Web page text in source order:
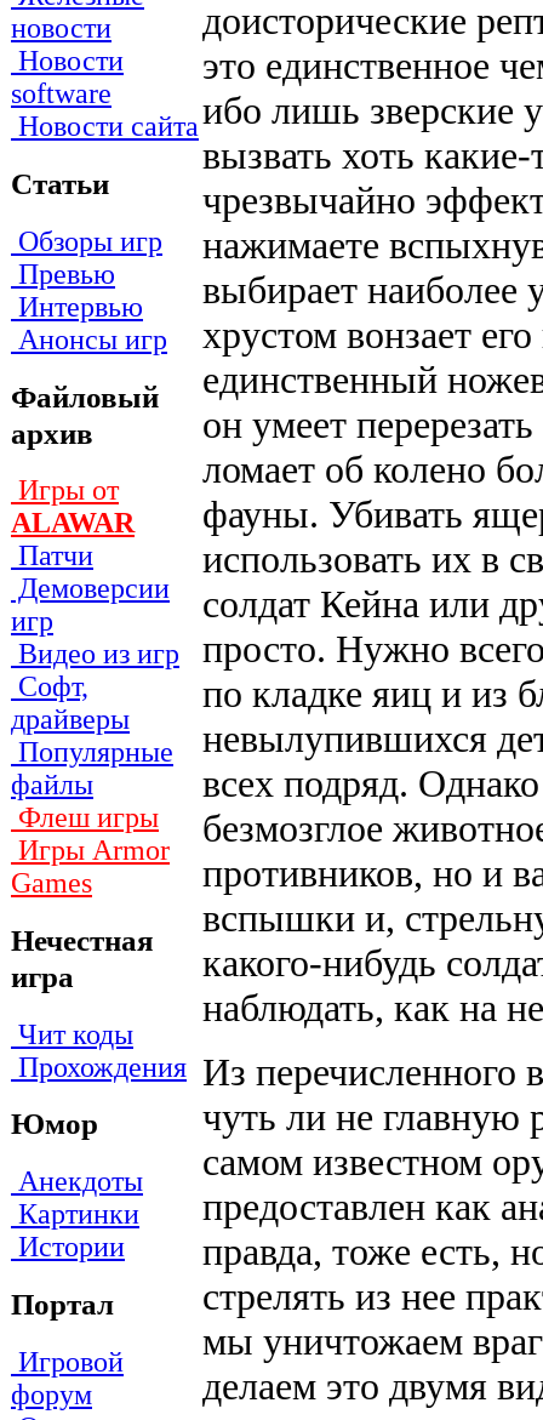
новости
Новости
software
Новости сайта
Статьи
Обзоры игр
Превью
Интервью
Анонсы игр
Файловый
архив
Игры от
ALAWAR
Патчи
Демоверсии
игр
Видео из игр
Софт,
драйверы
Популярные
файлы
Флеш игры
Игры Armor
Games
Нечестная
игра
Чит коды
Прохождения
Юмор
Анекдоты
Картинки
Истории
Портал
Игровой
форум
доисторические
это единственное
ибо лишь зверские
вызвать хоть
чрезвычайно
нажимаете
выбирает наиболее
хрустом вонзает
единственный
он умеет
ломает об колено
фауны. Убивать
использовать их в
солдат Кейна или
просто. Нужно
по кладке яиц и из
невылупившихся
всех подряд.
безмозглое
противников, но и
вспышки и,
какого-нибудь
наблюдать, как на
Из перечисленного
чуть ли не главную
самом известном
предоставлен как
правда, тоже есть,
стрелять из нее
мы уничтожаем
делаем это двумя